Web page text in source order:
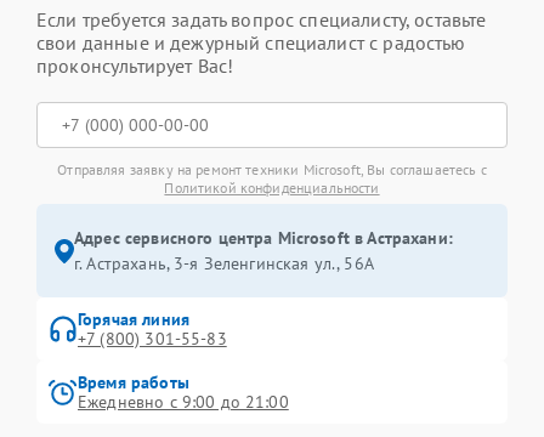
Если требуется задать вопрос специалисту, оставьте
свои данные и дежурный специалист с радостью
проконсультирует Вас!
Отправляя заявку на ремонт техники Microsoft, Вы соглашаетесь с
Политикой конфиденциальности
Адрес сервисного центра Microsoft в Астрахани:
г. Астрахань, 3-я Зеленгинская ул., 56А
Горячая линия
+7 (800) 301-55-83
Время работы
Ежедневно с 9:00 до 21:00